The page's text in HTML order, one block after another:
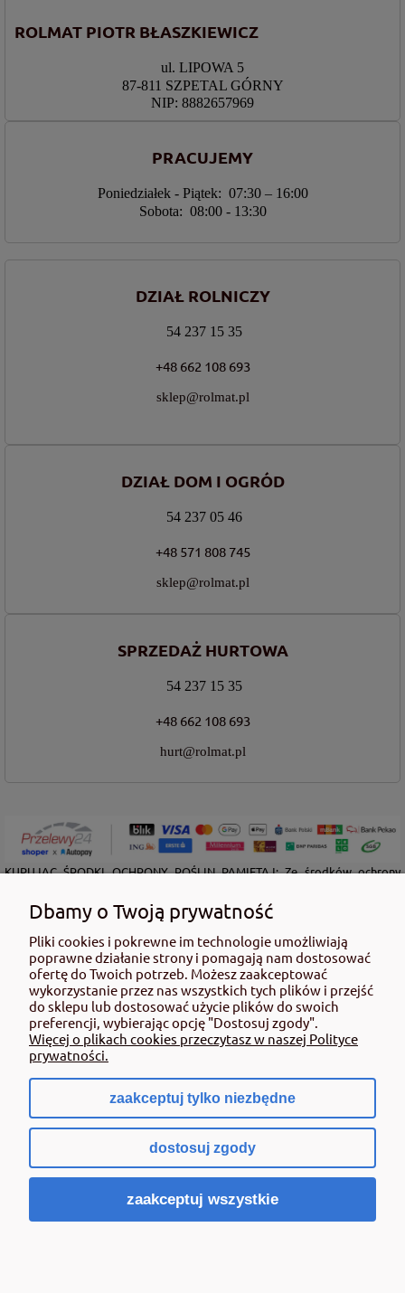
ROLMAT PIOTR BŁASZKIEWICZ
ul. LIPOWA 5
87-811 SZPETAL GÓRNY
NIP: 8882657969
PRACUJEMY
Poniedziałek - Piątek: 07:30 – 16:00
Sobota: 08:00 - 13:30
DZIAŁ ROLNICZY
54 237 15 35
+48 662 108 693
sklep@rolmat.pl
DZIAŁ DOM I OGRÓD
54 237 05 46
+48 571 808 745
sklep@rolmat.pl
SPRZEDAŻ HURTOWA
54 237 15 35
+48 662 108 693
hurt@rolmat.pl
KUPUJĄC ŚRODKI OCHRONY ROŚLIN PAMIĘTAJ: Ze środków ochrony
użyciem przeczytaj informacje zamieszczone w etykiecie i informacje
dotyczące produktu. Zwróć uwagę na zwroty wskazujące rodzaj zagrożenia
oraz przestrzegaj środków bezpieczeństwa zamieszczonych w etykiecie.
Środki ochrony roślin do użytku profesjonalnego mogą być nabyte tylko i
wyłącznie przez osoby pełnoletnie oraz posiadające kwalifikacje
wymagane od osób nabywających środki ochrony roślin określone w
ustawie (art. 28 Ustawy z dn. 8 marca 2013 r. o Środkach Ochrony Roślin Dz.
Ustw 2020 poz.2097 z pózn. zm.) Niespełnienie powyższych warunków jest
złamaniem regulaminu sklepu.
Sklep internetowy Shoper.pl
Dbamy o Twoją prywatność
Pliki cookies i pokrewne im technologie umożliwiają
poprawne działanie strony i pomagają nam dostosować
ofertę do Twoich potrzeb. Możesz zaakceptować
wykorzystanie przez nas wszystkich tych plików i przejść
do sklepu lub dostosować użycie plików do swoich
preferencji, wybierając opcję "Dostosuj zgody".
Więcej o plikach cookies przeczytasz w naszej Polityce
prywatności.
zaakceptuj tylko niezbędne
dostosuj zgody
zaakceptuj wszystkie